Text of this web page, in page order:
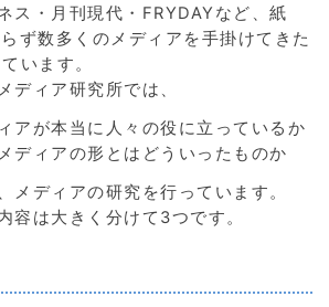
ス・月刊現代・FRYDAYなど、紙
ず数多くのメディアを手掛けてきた
います。
ディア研究所では、
アが本当に人々の役に立っているか
ディアの形とはどういったものか
メディアの研究を行っています。
容は大きく分けて3つです。